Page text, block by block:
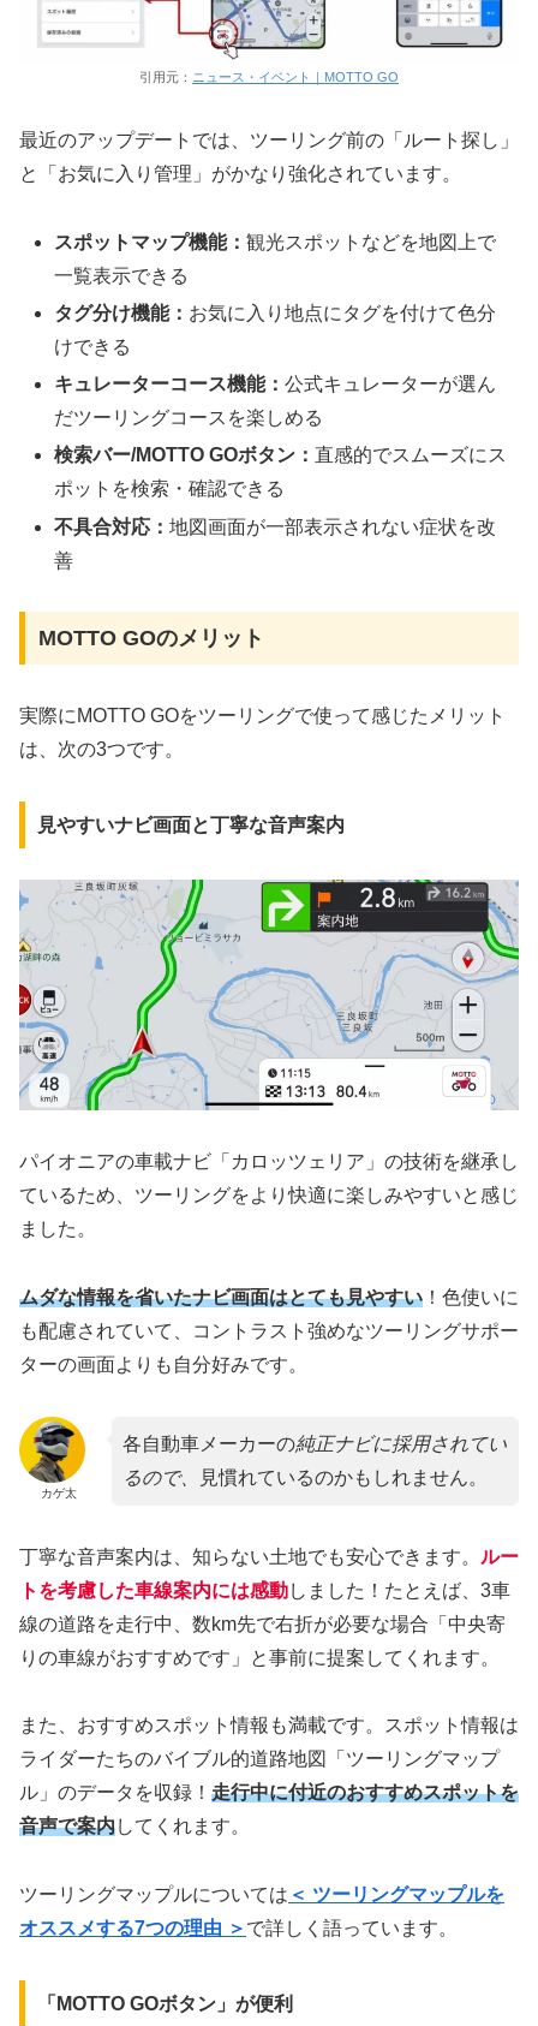
引用元： ニュース・イベント｜MOTTO GO
最近のアップデートでは、ツーリング前の「ルート探し」
と「お気に入り管理」がかなり強化されています。
スポットマップ機能：観光スポットなどを地図上で
一覧表示できる
タグ分け機能： お気に入り地点にタグを付けて色分
けできる
キュレーターコース機能：公式キュレーターが選ん
だツーリングコースを楽しめる
検索バー/MOTTO GOボタン：直感的でスムーズにス
ポットを検索・確認できる
不具合対応：地図画面が一部表示されない症状を改
善
MOTTO GOのメリット
実際にMOTTO GOをツーリングで使って感じたメリット
は、次の3つです。
見やすいナビ画面と丁寧な音声案内
パイオニアの車載ナビ「カロッツェリア」の技術を継承し
ているため、ツーリングをより快適に楽しみやすいと感じ
ました。
ムダな情報を省いたナビ画面はとても見やすい ！色使いに
も配慮されていて、コントラスト強めなツーリングサポー
ターの画面よりも自分好みです。
カゲ太
各自動車メーカーの純正ナビに採用されてい
るので、
見慣れているのかもしれません。
丁寧な音声案内は、知らない土地でも安心できます。 ルー
トを考慮した車線案内には感動しました！たとえば、3車
線の道路を走行中、数km先で右折が必要な場合「中央寄
りの車線がおすすめです」と事前に提案してくれます。
また、おすすめスポット情報も満載です。スポット情報は
ライダーたちのバイブル的道路地図「ツーリングマップ
ル」のデータを収録！ 走行中に付近のおすすめスポットを
音声で案内してくれます。
ツーリングマップルについては ＜ ツーリングマップルを
オススメする7つの理由 ＞ で詳しく語っています。
「MOTTO GOボタン」が便利